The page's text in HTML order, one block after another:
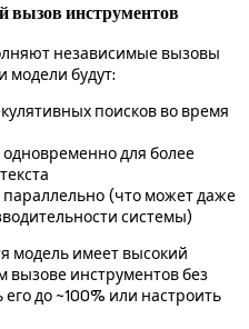
вызов инструментов
независимые вызовы
модели будут:
поисков во время
для более
(что может даже
системы)
модель имеет высокий
вызове инструментов без
до ~100% или настроить